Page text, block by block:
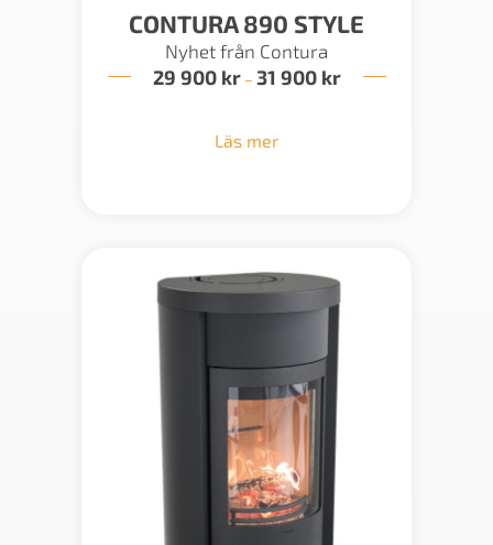
CONTURA 890 STYLE
Nyhet från Contura
29 900 kr – 31 900 krPrisintervall:
Läs mer